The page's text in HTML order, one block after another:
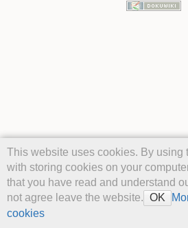
This website uses cookies. By using
with storing cookies on your
that you have read and understand
not agree leave the website. OK
cookies